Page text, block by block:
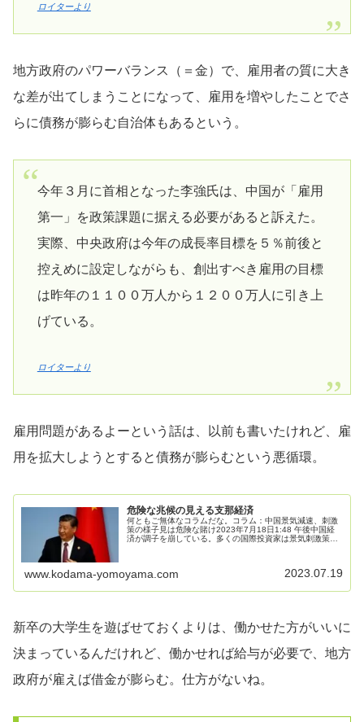
ロイターより
地方政府のパワーバランス（＝金）で、雇用者の質に大き
な差が出てしまうことになって、雇用を増やしたことでさ
らに債務が膨らむ自治体もあるという。
今年３月に首相となった李強氏は、中国が「雇用
第一」を政策課題に据える必要があると訴えた。
実際、中央政府は今年の成長率目標を５％前後と
控えめに設定しながらも、創出すべき雇用の目標
は昨年の１１００万人から１２００万人に引き上
げている。
ロイターより
雇用問題があるよーという話は、以前も書いたけれど、雇
用を拡大しようとすると債務が膨らむという悪循環。
危険な兆候の見える支那経済
何ともご無体なコラムだな。コラム：中国景気減速、刺激
策の様子見は危険な賭け2023年7月18日1:48 午後中国経
済が調子を崩している。多くの国際投資家は景気刺激策の
www.kodama-yomoyama.com 2023.07.19
新卒の大学生を遊ばせておくよりは、働かせた方がいいに
決まっているんだけれど、働かせれば給与が必要で、地方
政府が雇えば借金が膨らむ。仕方がないね。